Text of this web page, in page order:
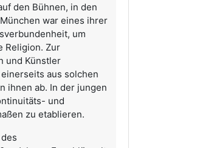
den Bühnen, in den
war eines ihrer
um
Religion. Zur
und Künstler
aus solchen
ihnen ab. In der jungen
und
zu etablieren.